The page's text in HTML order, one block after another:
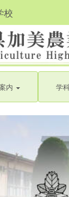
校
内
学